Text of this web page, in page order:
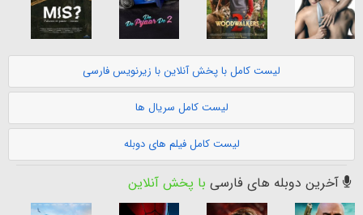
لیست کامل با پخش آنلاین با زیرنویس فارسی
لیست کامل سریال ها
لیست کامل فیلم های دوبله
آخرین دوبله های فارسی با پخش آنلاین